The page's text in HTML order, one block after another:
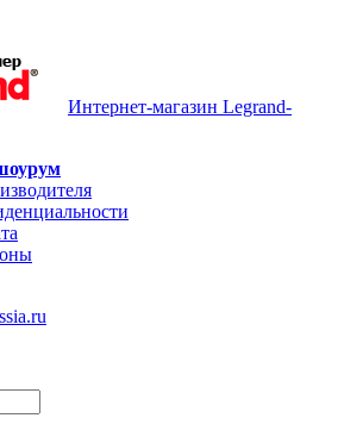
Интернет-магазин Legrand-